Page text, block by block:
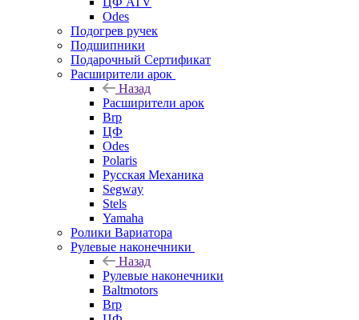
Odes
Подогрев ручек
Подшипники
Подарочный Сертификат
Расширители арок
Назад
Расширители арок
Brp
ЦФ
Odes
Polaris
Русская Механика
Segway
Stels
Yamaha
Ролики Вариатора
Рулевые наконечники
Назад
Рулевые наконечники
Baltmotors
Brp